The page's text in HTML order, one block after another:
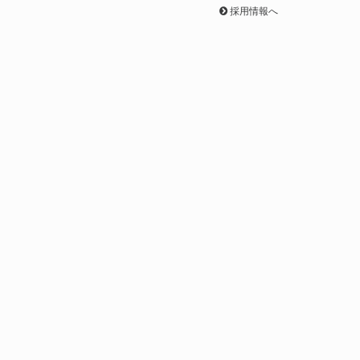
採用情報へ